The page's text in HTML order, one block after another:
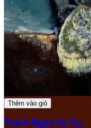
Thêm vào giỏ
Tranh Ngựa Do Dự